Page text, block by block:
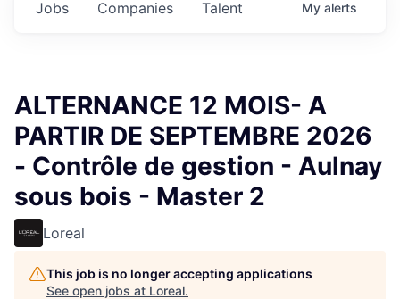
Jobs Companies Talent My alerts
ALTERNANCE 12 MOIS- A
PARTIR DE SEPTEMBRE 2026
- Contrôle de gestion - Aulnay
sous bois - Master 2
Loreal
This job is no longer accepting applications
See open jobs at Loreal.